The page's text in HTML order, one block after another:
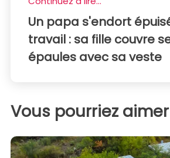
Un papa s'endort
travail : sa fille couvre
épaules avec sa veste
Vous pourriez